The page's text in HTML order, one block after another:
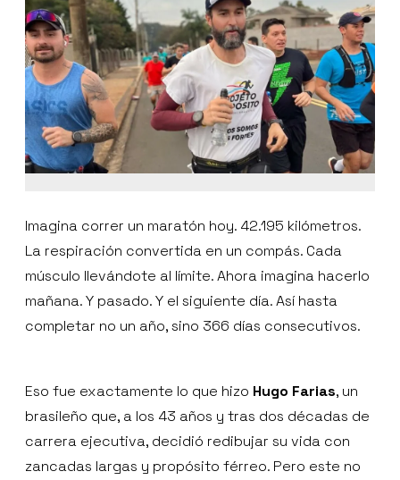
Imagina correr un maratón hoy. 42.195 kilómetros.
La respiración convertida en un compás. Cada
músculo llevándote al límite. Ahora imagina hacerlo
mañana. Y pasado. Y el siguiente día. Así hasta
completar no un año, sino 366 días consecutivos.
Eso fue exactamente lo que hizo Hugo Farias, un
brasileño que, a los 43 años y tras dos décadas de
carrera ejecutiva, decidió redibujar su vida con
zancadas largas y propósito férreo. Pero este no